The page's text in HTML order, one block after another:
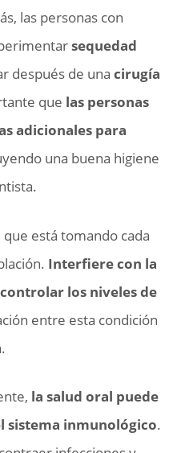
las personas con
sequedad
después de una cirugía
que las personas
adicionales para
una buena higiene
está tomando cada
Interfiere con la
los niveles de
entre esta condición
la salud oral puede
sistema inmunológico.